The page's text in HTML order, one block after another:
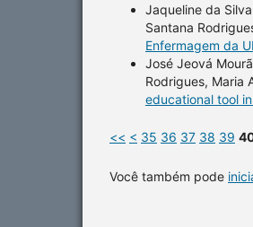
Jaqueline da
Santana
Enfermagem da
José Jeová
Rodrigues, Maria
educational tool
<< < 35 36 37 38 39
Você também pode